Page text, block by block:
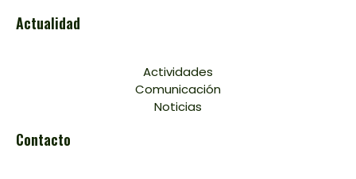
Actualidad
Actividades
Comunicación
Noticias
Contacto